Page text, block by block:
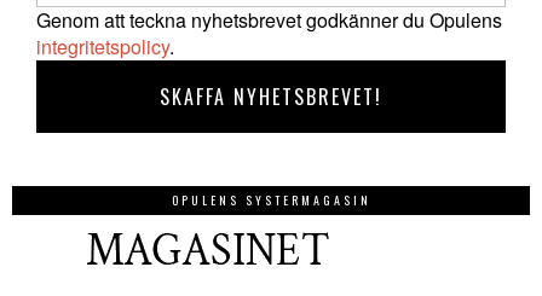
Genom att teckna nyhetsbrevet godkänner du Opulens
integritetspolicy.
OPULENS SYSTERMAGASIN